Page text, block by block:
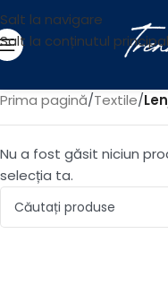
Salt la navigare
Salt la conținutul principal
Prima pagină/Textile/
Nu a fost găsit niciun
selecția ta.